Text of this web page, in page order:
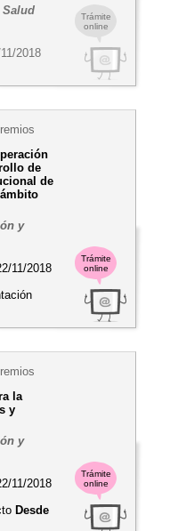
Trámite
online
Salud
2018
Trámite
online
de
de
y
11/2018
Trámite
online
la
y
y
11/2018
Desde